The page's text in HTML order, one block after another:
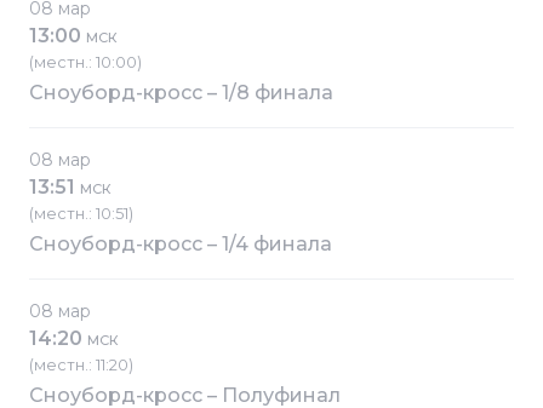
08 мар
13:00 МСК
(местн.: 10:00)
Сноуборд-кросс – 1/8 финала
08 мар
13:51 МСК
(местн.: 10:51)
Сноуборд-кросс – 1/4 финала
08 мар
14:20 МСК
(местн.: 11:20)
Сноуборд-кросс – Полуфинал